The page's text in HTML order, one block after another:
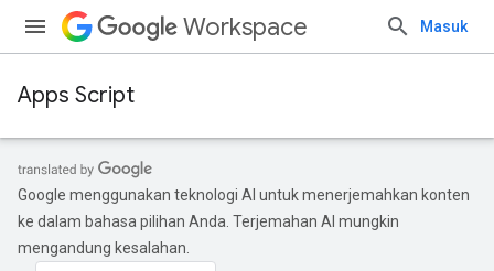
Workspace Masuk
Apps Script
Google menggunakan teknologi AI untuk menerjemahkan konten
ke dalam bahasa pilihan Anda. Terjemahan AI mungkin
mengandung kesalahan.